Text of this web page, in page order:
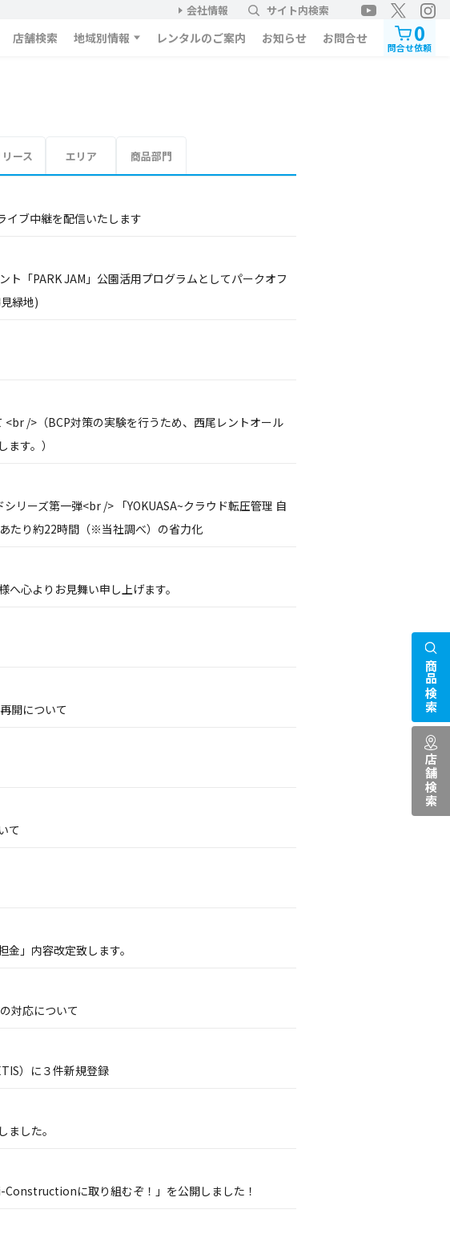
会社情報 サイト内検索
店舗検索 地域別情報 レンタルのご案内 お知らせ お問合せ 0
問合せ依頼
ース エリア 商品部門
イブ中継を配信いたします
ト「PARK JAM」公園活用プログラムとしてパークオフ
緑地)
<br />（BCP対策の実験を行うため、西尾レントオール
す。）
リーズ第一弾<br /> 「YOKUASA~クラウド転圧管理 自
たり約22時間（※当社調べ）の省力化
心よりお見舞い申し上げます。
開について
て
金」内容改定致します。
対応について
）に３件新規登録
した。
に取り組むぞ！」を公開しました！
商品検索
店舗検索